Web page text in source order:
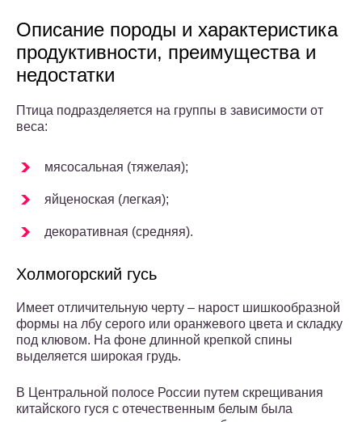
Описание породы и характеристика
продуктивности, преимущества и
недостатки
Птица подразделяется на группы в зависимости от
веса:
мясосальная (тяжелая);
яйценоская (легкая);
декоративная (средняя).
Холмогорский гусь
Имеет отличительную черту – нарост шишкообразной
формы на лбу серого или оранжевого цвета и складку
под клювом. На фоне длинной крепкой спины
выделяется широкая грудь.
В Центральной полосе России путем скрещивания
китайского гуся с отечественным белым была